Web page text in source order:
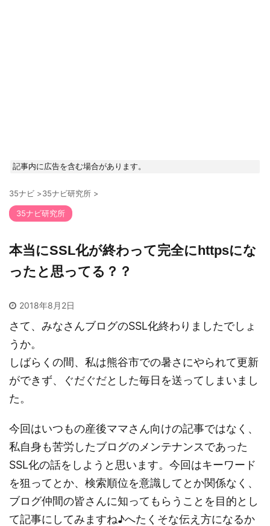
記事内に広告を含む場合があります。
35ナビ >35ナビ研究所 >
35ナビ研究所
本当にSSL化が終わって完全にhttpsにな
ったと思ってる？？
2018年8月2日
さて、みなさんブログのSSL化終わりましたでしょ
うか。
しばらくの間、私は熊谷市での暑さにやられて更新
ができず、ぐだぐだとした毎日を送ってしまいまし
た。
今回はいつもの産後ママさん向けの記事ではなく、
私自身も苦労したブログのメンテナンスであった
SSL化の話をしようと思います。今回はキーワード
を狙ってとか、検索順位を意識してとか関係なく、
ブログ仲間の皆さんに知ってもらうことを目的とし
て記事にしてみますね♪へたくそな伝え方になるか